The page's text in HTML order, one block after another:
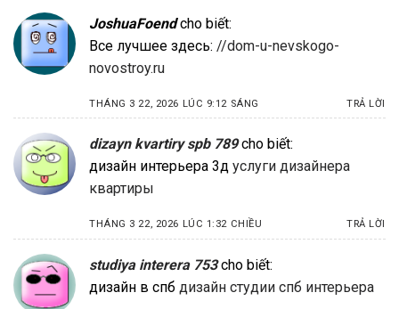
JoshuaFoend cho biết:
Все лучшее здесь: //dom-u-nevskogo-
novostroy.ru
THÁNG 3 22, 2026 LÚC 9:12 SÁNG TRẢ LỜI
dizayn kvartiry spb 789 cho biết:
дизайн интерьера 3д услуги дизайнера
квартиры
THÁNG 3 22, 2026 LÚC 1:32 CHIỀU TRẢ LỜI
studiya interera 753 cho biết:
дизайн в спб дизайн студии спб интерьера